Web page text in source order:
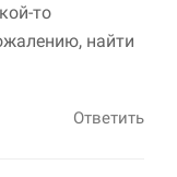
то
найти
Ответить